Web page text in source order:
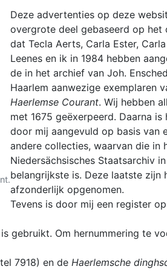
Deze advertenties op deze
overgrote deel gebaseerd op het
dat Tecla Aerts, Carla Ester,
Leenes en ik in 1984 hebben
de in het archief van Joh.
Haarlem aanwezige exemplaren
Haerlemse Courant. Wij hebben
met 1675 geëxerpeerd. Daarna
door mij aangevuld op basis van
andere collecties, waarvan die in
Niedersächsisches Staatsarchiv
belangrijkste is. Deze laatste zijn
afzonderlijk opgenomen.
Tevens is door mij een register
gebruikt. Om hernummering te
7918) en de Haerlemsche